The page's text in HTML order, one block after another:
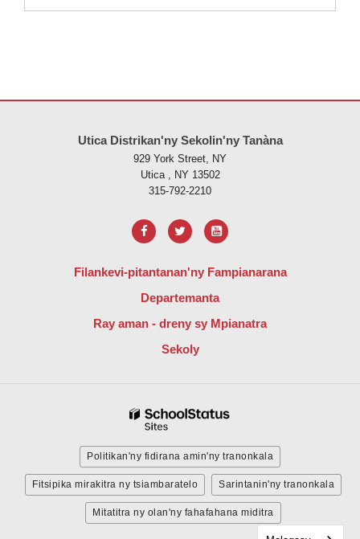
Utica Distrikan'ny Sekolin'ny Tanàna
929 York Street, NY
Utica , NY 13502
315-792-2210
Filankevi-pitantanan'ny Fampianarana
Departemanta
Ray aman - dreny sy Mpianatra
Sekoly
Politikan'ny fidirana amin'ny tranonkala
Fitsipika mirakitra ny tsiambaratelo Sarintanin'ny tranonkala
Mitatitra ny olan'ny fahafahana miditra